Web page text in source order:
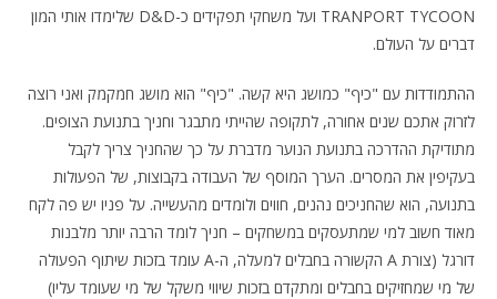
TRANPORT TYCOON ועל משחקי תפקידים כ-D&D שלימדו אותי המון
דברים על העולם.
ההתמודדות עם "כיף" כמושג היא קשה. "כיף" הוא מושג חמקמק ואני רוצה
לזרוק אתכם שנים אחורה, לתקופה שהייתי מתבגר וחניך בתנועת הצופים.
מתודיקת ההדרכה בתנועת הנוער מדברת על כך שהחניך צריך לקבל
בעקיפין את המסרים. הערך המוסף של העבודה בקבוצות, של הפעולות
בתנועה, הוא שהחניכים נהנים, חווים ולומדים מהעשייה. על פניו יש פה לקח
מאוד חשוב למי שמתעסקים במשחקים – חניך לומד הרבה יותר מלבנות
דורגל (צורת A הקשורה בחבלים למעלה, ה-A עומד בזכות שיתוף הפעולה
של מי שמחזיקים בחבלים ומתקדם בזכות שיווי משקל של מי שעומד עליו)